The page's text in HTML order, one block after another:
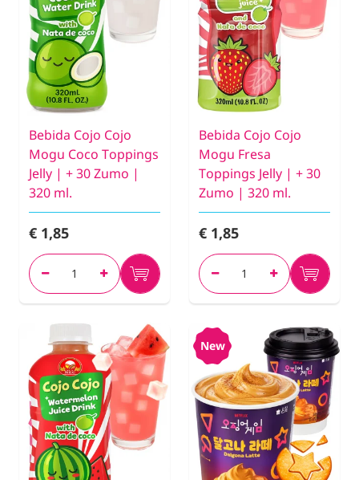
Bebida Cojo Cojo
Mogu Coco Toppings
Jelly | + 30 Zumo |
320 ml.
€ 1,85
Bebida Cojo Cojo
Mogu Fresa
Toppings Jelly | + 30
Zumo | 320 ml.
€ 1,85
New